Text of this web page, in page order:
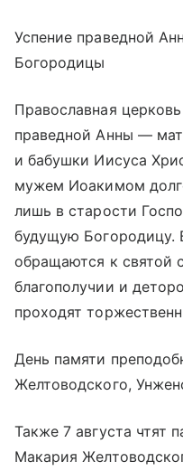
Успение праведной
Богородицы
Православная
праведной Анны —
и бабушки Иисуса
мужем Иоакимом
лишь в старости
будущую Богородицу.
обращаются к святой
благополучии и
проходят
День памяти
Желтоводского,
Также 7 августа чтят
Макария